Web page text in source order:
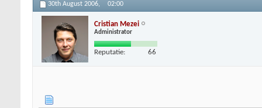
30th August 2006, 02:00
Cristian Mezei
Administrator
Reputatie: 66